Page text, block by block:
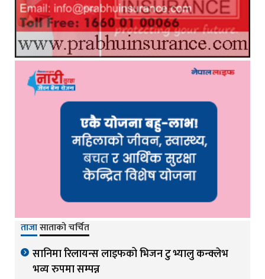
ताजासाताको चर्चित
सानिमा रिलायन्स लाइफको भिजन टु भ्यालु कन्क्लेभ
भव्य रुपमा सम्पन्न